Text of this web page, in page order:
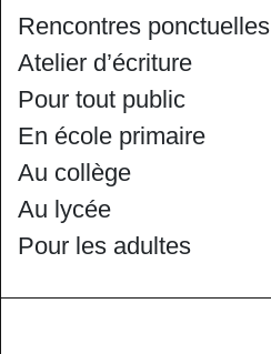
Rencontres ponctuelles
Atelier d’écriture
Pour tout public
En école primaire
Au collège
Au lycée
Pour les adultes